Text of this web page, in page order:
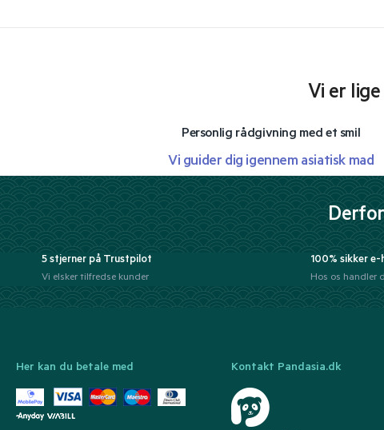
Vi er
Personlig rådgivning med et smil
Vi guider dig igennem asiatisk mad
5 stjerner på Trustpilot
Vi elsker tilfredse kunder
100% sikker e-
Hos os handler
Her kan du betale med Kontakt Pandasia.dk